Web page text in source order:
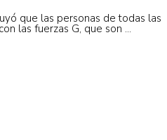
que las personas de todas las
las fuerzas G, que son ...